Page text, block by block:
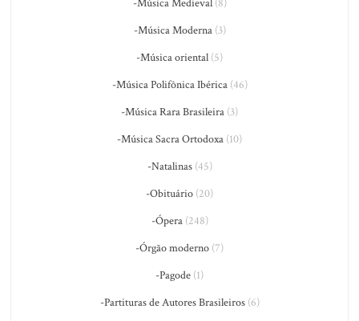
-Música Medieval(8)
-Música Moderna(3)
-Música oriental (5)
-Música Polifônica Ibérica(46)
-Música Rara Brasileira (3)
-Música Sacra Ortodoxa (10)
-Natalinas(45)
-Obituário (20)
-Ópera(248)
-Órgão moderno (7)
-Pagode (1)
-Partituras de Autores Brasileiros(6)